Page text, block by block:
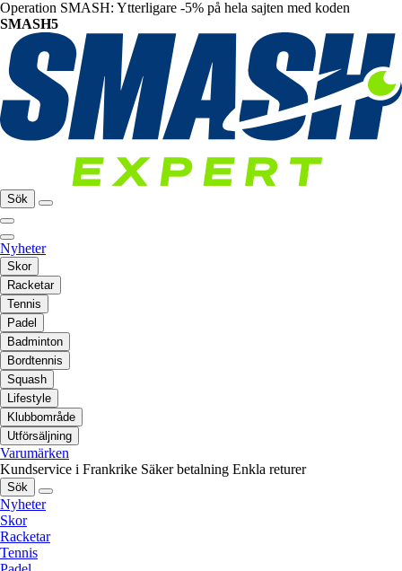
Operation SMASH: Ytterligare -5% på hela sajten med koden
SMASH5
Sök
Nyheter
Skor
Racketar
Tennis
Padel
Badminton
Bordtennis
Squash
Lifestyle
Klubbområde
Utförsäljning
Varumärken
Kundservice i Frankrike Säker betalning Enkla returer
Sök
Nyheter
Skor
Racketar
Tennis